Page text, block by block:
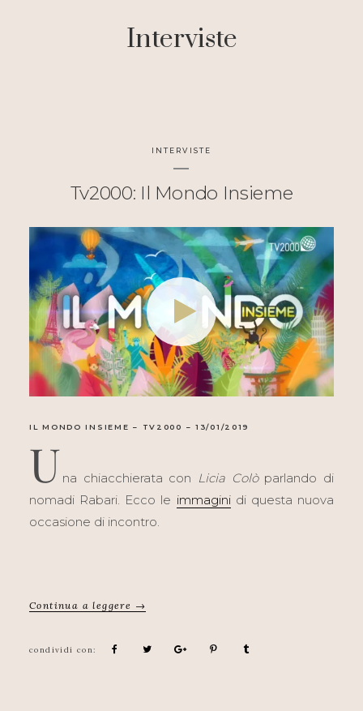
Interviste
INTERVISTE
Tv2000: Il Mondo Insieme
IL MONDO INSIEME – TV2000 – 13/01/2019
U na chiacchierata con Licia Colòparlando di
nomadi Rabari. Ecco le immaginidi questa nuova
occasione di incontro.
Continua a leggere →